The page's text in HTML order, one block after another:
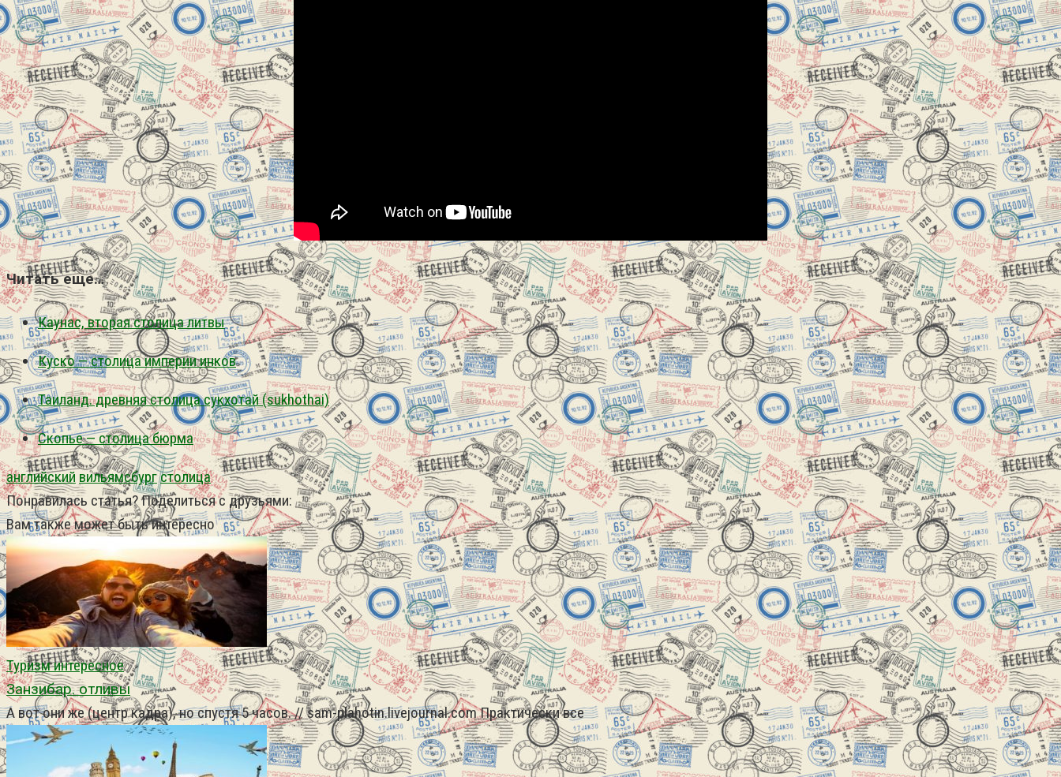
Читать еще…
Каунас, вторая столица литвы
Куско — столица империи инков
Таиланд. древняя столица сукхотай (sukhothai)
Скопье — столица бюрма
английский вильямсбургстолица
Понравилась статья? Поделиться с друзьями:
Вам также может быть интересно
Туризм интересное
Занзибар. отливы
А вот они же (центр кадра), но спустя 5 часов. // sam-plahotin.livejournal.com Практически все